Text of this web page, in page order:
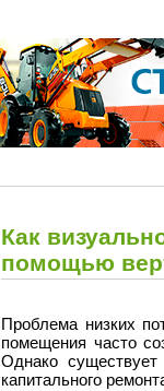
Как
помощью
Проблема низких
помещения часто
Однако
капитального